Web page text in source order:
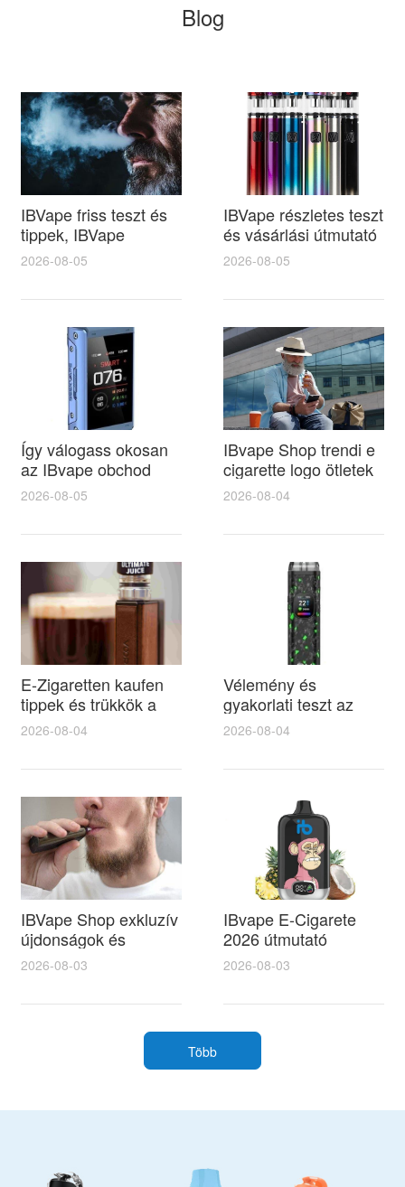
Blog
IBVape friss teszt és
tippek, IBVape
ajánlások az ecg e
és biztonságos
2026-08-05
IBVape részletes teszt
és vásárlási útmutató
az e cigi de
tippek a legjobb
2026-08-05
Így válogass okosan
az IBvape obchod
termékei közül és
cigi dohánybolt
2026-08-05
IBvape Shop trendi e
cigarette logo ötletek
a márkaépítéshez és
növeléséhez
2026-08-04
E-Zigaretten kaufen
tippek és trükkök a
moonlight e liquid
kiválasztásához és
íztesztekhez
2026-08-04
Vélemény és
gyakorlati teszt az
ibvape 25000 Züge és
oxygain sk
eszközökről vásárlási
2026-08-04
IBVape Shop exkluzív
újdonságok és
vásárlási tippek a
dohánybolt
elektromos cigi
2026-08-03
IBvape E-Cigarete
2026 útmutató
szakértő tippek és
trükkök a megbízható
liquid shop
2026-08-03
Több